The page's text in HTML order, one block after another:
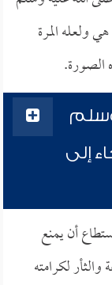
ولعله المرة
الصورة.
إلى
أن يمنع
لكرامته